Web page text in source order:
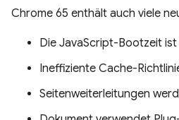
Chrome 65 enthält auch viele
Die JavaScript-Bootzeit
Ineffiziente Cache-
Seitenweiterleitungen